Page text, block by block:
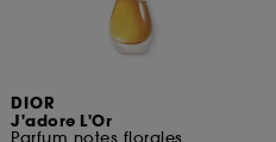
DIOR
J'adore L'Or
Parfum notes florales